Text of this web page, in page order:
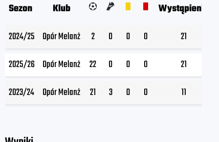
Sezon Klub Wystąpienia
2024/25 Opór Melanż 2 0 0 0
21
2025/26 Opór Melanż 22 0 0 0
21
2023/24 Opór Melanż 21 3 0 0 11